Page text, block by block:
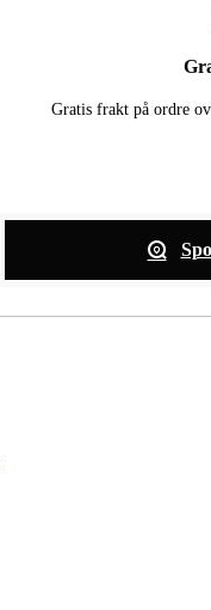
Gratis frakt på ordre